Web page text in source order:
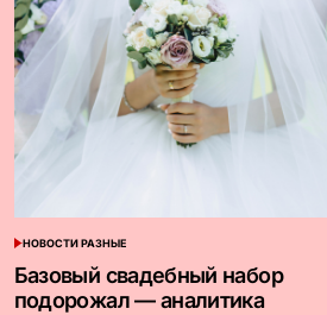
ОПУБЛИКОВАНО
В
НОВОСТИ РАЗНЫЕ
Базовый свадебный набор
подорожал — аналитика